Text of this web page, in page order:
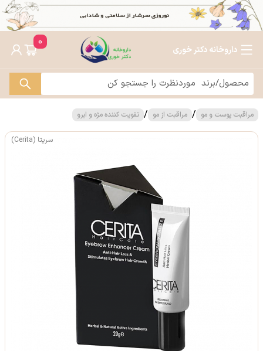
داروخانه دکتر خوری
0
مراقبت پوست و مو / مراقبت از مو / تقویت کننده مژه و ابرو
سریتا (Cerita)